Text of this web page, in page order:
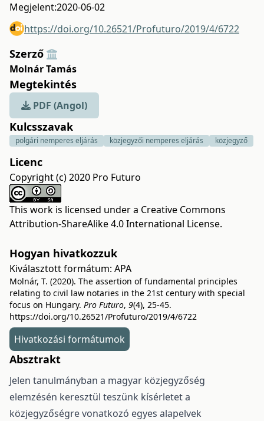
Megjelent:2020-06-02
https://doi.org/10.26521/Profuturo/2019/4/6722
Szerző
Molnár Tamás
Megtekintés
PDF (Angol)
Kulcsszavak
polgári nemperes eljárás közjegyzői nemperes eljárás közjegyző
Licenc
Copyright (c) 2020 Pro Futuro
This work is licensed under a Creative Commons
Attribution-ShareAlike 4.0 International License.
Hogyan hivatkozzuk
Kiválasztott formátum: APA
Molnár, T. (2020). The assertion of fundamental principles
relating to civil law notaries in the 21st century with special
focus on Hungary. Pro Futuro, 9(4), 25-45.
https://doi.org/10.26521/Profuturo/2019/4/6722
Hivatkozási formátumok
Absztrakt
Jelen tanulmányban a magyar közjegyzőség
elemzésén keresztül teszünk kísérletet a
közjegyzőségre vonatkozó egyes alapelvek